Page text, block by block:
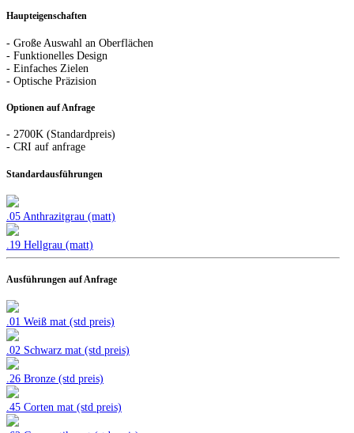
Haupteigenschaften
- Große Auswahl an Oberflächen
- Funktionelles Design
- Einfaches Zielen
- Optische Präzision
Optionen auf Anfrage
- 2700K (Standardpreis)
- CRI auf anfrage
Standardausführungen
.05 Anthrazitgrau (matt)
.19 Hellgrau (matt)
Ausführungen auf Anfrage
.01 Weiß mat (std preis)
.02 Schwarz mat (std preis)
.26 Bronze (std preis)
.45 Corten mat (std preis)